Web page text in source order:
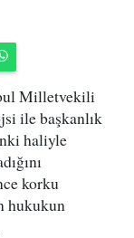
Milletvekili
ile başkanlık
haliyle
korku
hukukun